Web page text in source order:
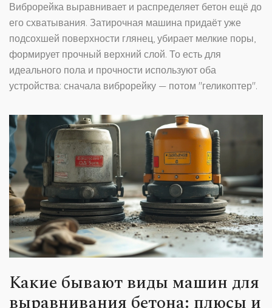
Виброрейка выравнивает и распределяет бетон ещё до
его схватывания. Затирочная машина придаёт уже
подсохшей поверхности глянец, убирает мелкие поры,
формирует прочный верхний слой. То есть для
идеального пола и прочности используют оба
устройства: сначала виброрейку — потом "геликоптер".
Какие бывают виды машин для